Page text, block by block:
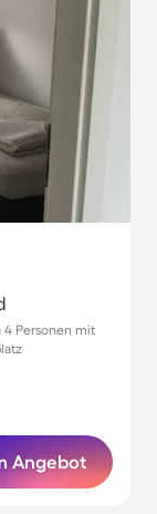
Personen mit
Angebot